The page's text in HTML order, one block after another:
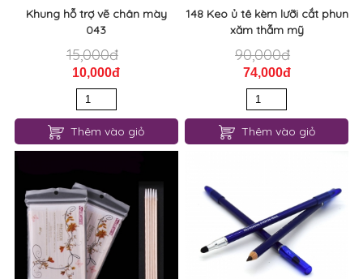
Khung hỗ trợ vẽ chân mày
043
15,000đ
10,000đ
Thêm vào giỏ
148 Keo ủ tê kèm lưỡi cắt phun
xăm thẫm mỹ
90,000đ
74,000đ
Thêm vào giỏ